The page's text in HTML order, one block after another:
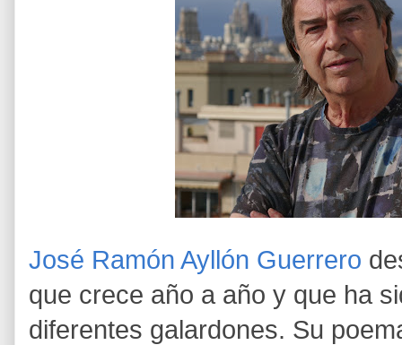
José Ramón Ayllón Guerrero
que crece año a año y que ha
diferentes galardones. Su